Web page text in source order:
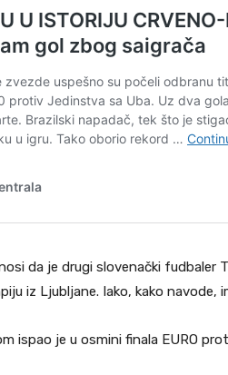
da je drugi slovenački fudbaler
iz Ljubljane. Iako, kako navode,
ispao je u osmini finala EURO